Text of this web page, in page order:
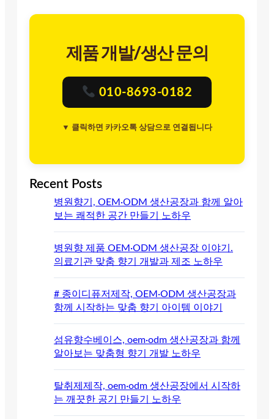
제품 개발/생산 문의
010-8693-0182
▼ 클릭하면 카카오톡 상담으로 연결됩니다
Recent Posts
병원향기, OEM·ODM 생산공장과 함께 알아
보는 쾌적한 공간 만들기 노하우
병원향 제품 OEM·ODM 생산공장 이야기.
의료기관 맞춤 향기 개발과 제조 노하우
# 종이디퓨저제작, OEM·ODM 생산공장과
함께 시작하는 맞춤 향기 아이템 이야기
섬유향수베이스, oem·odm 생산공장과 함께
알아보는 맞춤형 향기 개발 노하우
탈취제제작, oem·odm 생산공장에서 시작하
는 깨끗한 공기 만들기 노하우